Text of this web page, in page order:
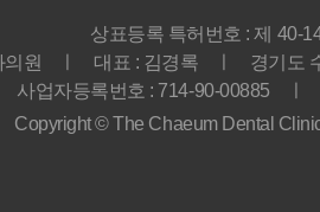
상표등록 특허번호 : 제 40-
의원 ㅣ 대표 : 김경록 ㅣ 경기도 수
사업자등록번호 : 714-90-00885 ㅣ
Copyright © The Chaeum Dental